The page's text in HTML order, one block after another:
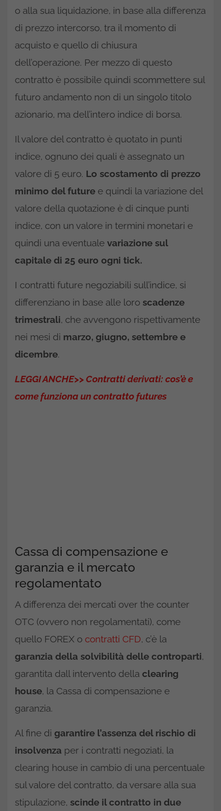
o alla sua liquidazione, in base alla differenza
di prezzo intercorso, tra il momento di
acquisto e quello di chiusura
dell’operazione. Per mezzo di questo
contratto è possibile quindi scommettere sul
futuro andamento non di un singolo titolo
azionario, ma dell’intero indice di borsa.
Il valore del contratto è quotato in punti
indice, ognuno dei quali è assegnato un
valore di 5 euro. Lo scostamento di prezzo
minimo del future e quindi la variazione del
valore della quotazione è di cinque punti
indice, con un valore in termini monetari e
quindi una eventuale variazione sul
capitale di 25 euro ogni tick.
I contratti future negoziabili sull’indice, si
differenziano in base alle loro scadenze
trimestrali, che avvengono rispettivamente
nei mesi di marzo, giugno, settembre e
dicembre.
LEGGI ANCHE>> Contratti derivati: cos’è e
come funziona un contratto futures
Cassa di compensazione e
garanzia e il mercato
regolamentato
A differenza dei mercati over the counter
OTC (ovvero non regolamentati), come
quello FOREX o contratti CFD, c’è la
garanzia della solvibilità delle controparti,
garantita dall intervento della clearing
house, la Cassa di compensazione e
garanzia.
Al fine di garantire l’assenza del rischio di
insolvenza per i contratti negoziati, la
clearing house in cambio di una percentuale
sul valore del contratto, da versare alla sua
stipulazione, scinde il contratto in due